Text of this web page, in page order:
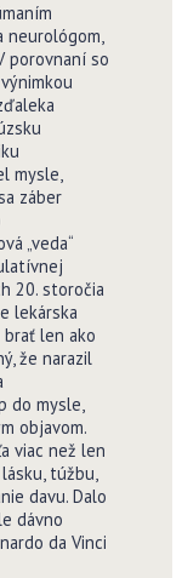
neurológom,
porovnaní so
mysle,
záber
„veda“
20. storočia
lekárska
brať len ako
že narazil
do mysle,
objavom.
viac než len
túžbu,
davu. Dalo
dávno
da Vinci